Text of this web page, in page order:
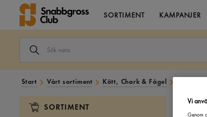
SORTIMENT KAMPANJER
VARA
Start Vårt sortiment Kött, Chark & Fågel
SORTIMENT
Vi
Genom